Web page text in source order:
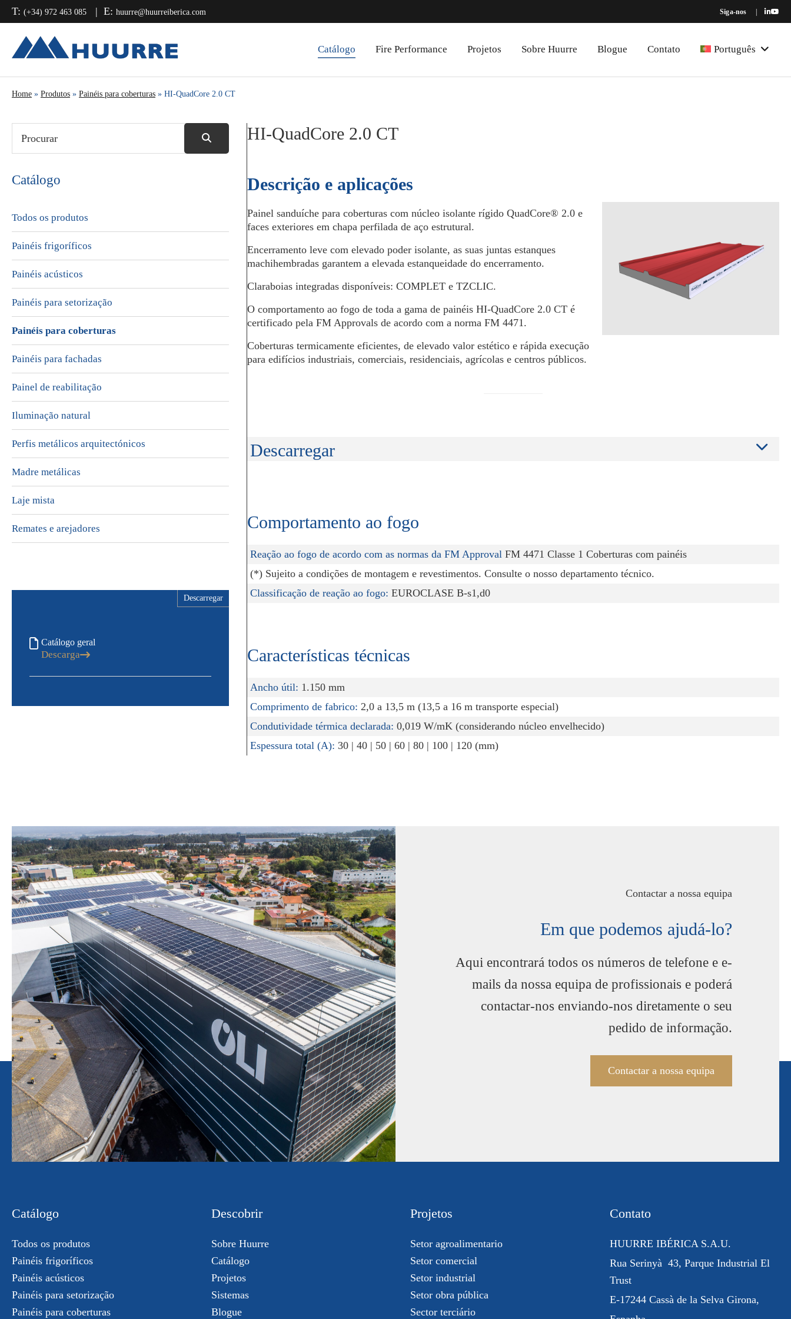
Saltar
para
menu
principal
Skip
to
main
content
Saltar
para
barra
lateral
principal
T: (+34) 972 463 085 E: huurre@huurreiberica.com Siga-nos |
Catálogo Fire Performance Projetos Sobre Huurre Blogue Contato Português
Home » Produtos » Painéis para coberturas » HI-QuadCore 2.0 CT
HI-QuadCore 2.0 CT
Descrição e aplicações
Painel sanduíche para coberturas com núcleo isolante rígido QuadCore® 2.0 e
faces exteriores em chapa perfilada de aço estrutural.
Encerramento leve com elevado poder isolante, as suas juntas estanques
machihembradas garantem a elevada estanqueidade do encerramento.
Claraboias integradas disponíveis: COMPLET e TZCLIC.
O comportamento ao fogo de toda a gama de painéis HI-QuadCore 2.0 CT é
certificado pela FM Approvals de acordo com a norma FM 4471.
Coberturas termicamente eficientes, de elevado valor estético e rápida execução
para edifícios industriais, comerciais, residenciais, agrícolas e centros públicos.
Descarregar
Comportamento ao fogo
Reação ao fogo de acordo com as normas da FM Approval FM 4471 Classe 1 Coberturas com painéis
(*) Sujeito a condições de montagem e revestimentos. Consulte o nosso departamento técnico.
Classificação de reação ao fogo: EUROCLASE B-s1,d0
Características técnicas
Ancho útil: 1.150 mm
Comprimento de fabrico: 2,0 a 13,5 m (13,5 a 16 m transporte especial)
Condutividade térmica declarada: 0,019 W/mK (considerando núcleo envelhecido)
Espessura total (A): 30 | 40 | 50 | 60 | 80 | 100 | 120 (mm)
Catálogo
Todos os produtos
Painéis frigoríficos
Painéis acústicos
Painéis para setorização
Painéis para coberturas
Painéis para fachadas
Painel de reabilitação
Iluminação natural
Perfis metálicos arquitectónicos
Madre metálicas
Laje mista
Remates e arejadores
Descarregar
Catálogo geral
Descarga
Contactar a nossa equipa
Em que podemos ajudá-lo?
Aqui encontrará todos os números de telefone e e-
mails da nossa equipa de profissionais e poderá
contactar-nos enviando-nos diretamente o seu
pedido de informação.
Contactar a nossa equipa
Catálogo
Todos os produtos
Painéis frigoríficos
Painéis acústicos
Painéis para setorização
Painéis para coberturas
Descobrir
Sobre Huurre
Catálogo
Projetos
Sistemas
Blogue
Projetos
Setor agroalimentario
Setor comercial
Setor industrial
Setor obra pública
Sector terciário
Contato
HUURRE IBÉRICA S.A.U.
Rua Serinyà 43, Parque Industrial El
Trust
E-17244 Cassà de la Selva Girona,